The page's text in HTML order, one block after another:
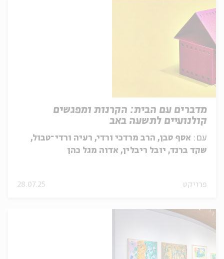
מדברים עם הבית: הקרנות ומפגשים
קולנועיים לתשעה באב
עם: אסף סבן, הרב מרדכי ורדי, רעיה ורדי־טבול,
שקד ברנד, יובל ריבלין, אדוה מגל כהן
פרויקט 28.07.25